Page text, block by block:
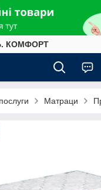
КОМФОРТ
Матраци